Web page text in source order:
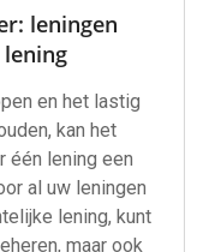
leningen
en het lastig
kan het
één lening een
al uw leningen
lening, kunt
maar ook